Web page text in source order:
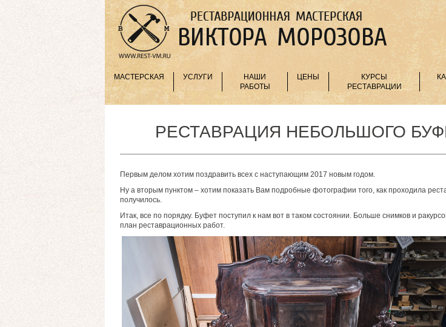
МАСТЕРСКАЯ УСЛУГИ
НАШИ
РАБОТЫ
ЦЕНЫ
КУРСЫ
РЕСТАВРАЦИИ
РЕСТАВРАЦИЯ НЕБОЛЬШОГО
Первым делом хотим поздравить всех с наступающим 2017 новым годом.
Ну а вторым пунктом – хотим показать Вам подробные фотографии того, как проходила
получилось.
Итак, все по порядку. Буфет поступил к нам вот в таком состоянии. Больше снимков и
план реставрационных работ.